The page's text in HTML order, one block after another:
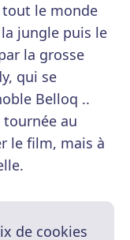
tout le monde
jungle puis le
la grosse
qui se
Belloq ..
tournée au
le film, mais à
de cookies